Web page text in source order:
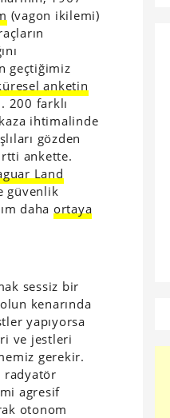
(vagon ikilemi)
geçtiğimiz
anketin
200 farklı
ihtimalinde
gözden
ankette.
Land
güvenlik
daha ortaya
sessiz bir
kenarında
yapıyorsa
ve jestleri
gerekir.
radyatör
agresif
otonom